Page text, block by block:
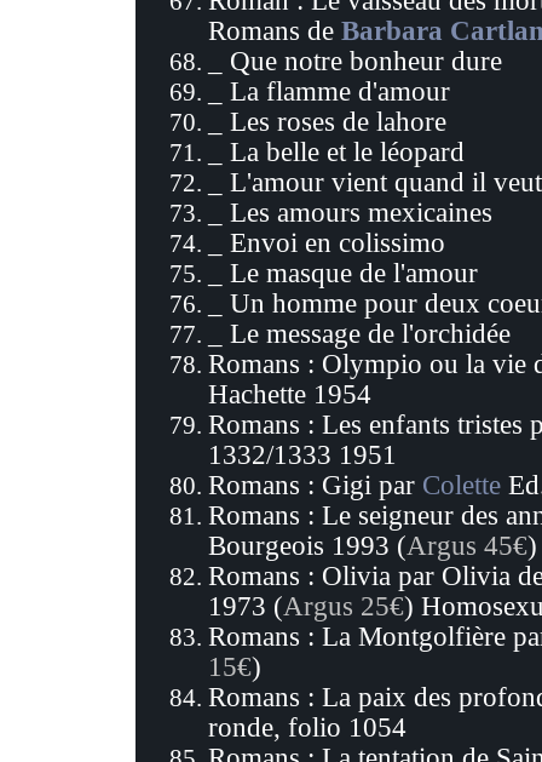
Romans de Barbara
_ Que notre bonheur dure
_ La flamme d'amour
_ Les roses de lahore
_ La belle et le léopard
_ L'amour vient quand il veut
_ Les amours mexicaines
_ Envoi en colissimo
_ Le masque de l'amour
_ Un homme pour deux
Le message de l'orchidée
Romans : Olympio ou la vie
Hachette 1954
Romans : Les enfants tristes
1332/1333 1951
Romans : Gigi par Colette
Romans : Le seigneur des
Bourgeois 1993 (Argus 45€)
Romans : Olivia par Olivia
1973 (Argus 25€)
Romans : La Montgolfière
15€)
Romans : La paix des
ronde, folio 1054